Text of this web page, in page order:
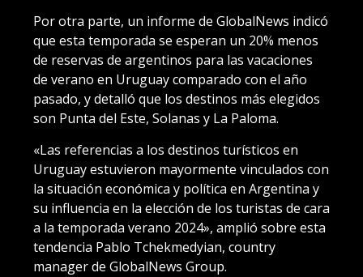
Por otra parte, un informe de GlobalNews indicó
que esta temporada se esperan un 20% menos
de reservas de argentinos para las vacaciones
de verano en Uruguay comparado con el año
pasado, y detalló que los destinos más elegidos
son Punta del Este, Solanas y La Paloma.
«Las referencias a los destinos turísticos en
Uruguay estuvieron mayormente vinculados con
la situación económica y política en Argentina y
su influencia en la elección de los turistas de cara
a la temporada verano 2024», amplió sobre esta
tendencia Pablo Tchekmedyian, country
manager de GlobalNews Group.